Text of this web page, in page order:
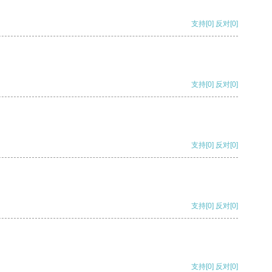
支持[0] 反对[0]
支持[0] 反对[0]
支持[0] 反对[0]
支持[0] 反对[0]
支持[0] 反对[0]